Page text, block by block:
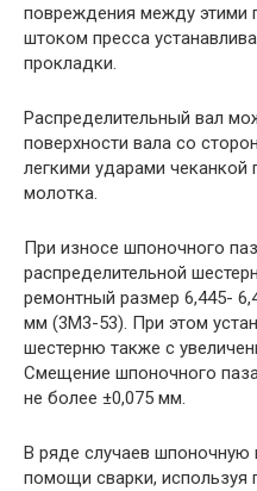
повреждения между этими
штоком пресса
прокладки.
Распределительный вал
поверхности вала со
легкими ударами
молотка.
При износе шпоночного
распределительной
ремонтный размер 6,445-
мм (3M3-53). При этом
шестерню также с
Смещение шпоночного
не более ±0,075 мм.
В ряде случаев шпоночную
помощи сварки, используя